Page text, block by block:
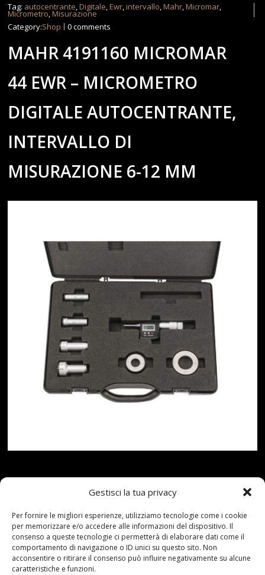
Gestisci la tua privacy
Per fornire le migliori esperienze, utilizziamo tecnologie come i cookie
per memorizzare e/o accedere alle informazioni del dispositivo. Il
consenso a queste tecnologie ci permetterà di elaborare dati come il
comportamento di navigazione o ID unici su questo sito. Non
acconsentire o ritirare il consenso può influire negativamente su alcune
caratteristiche e funzioni.
Tag: autocentrante,Digitale,Ewr,intervallo,Mahr,Micromar,
Micrometro,Misurazione
Category:Shop 0 comments
MAHR 4191160 MICROMAR
44 EWR – MICROMETRO
DIGITALE AUTOCENTRANTE,
INTERVALLO DI
MISURAZIONE 6-12 MM
centrali. Prezzo: [price_with_discount](alla data del
[price_update_date] - Dettagli)
Read more...